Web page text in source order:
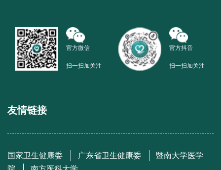
官方微信
扫一扫加关注
官方抖音
扫一扫加关注
友情链接
国家卫生健康委 广东省卫生健康委
暨南大学医学